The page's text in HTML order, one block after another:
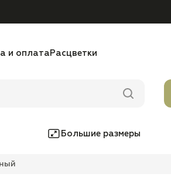
и оплата Расцветки
Большие размеры